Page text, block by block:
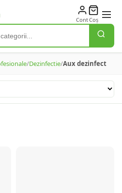
ContCoș
/Dezinfectie/Aux dezinfect